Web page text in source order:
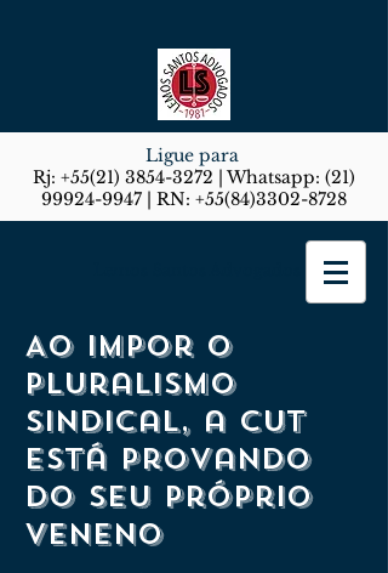
Ligue para
Rj: +55(21) 3854-3272 | Whatsapp: (21)
99924-9947 | RN: +55(84)3302-8728
Ao impor o
pluralismo
sindical, a CUT
está provando
do seu próprio
veneno